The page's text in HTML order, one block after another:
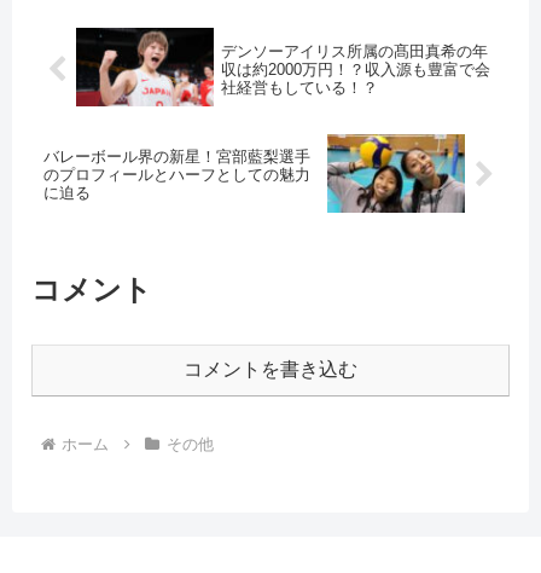
デンソーアイリス所属の髙田真希の年
収は約2000万円！？収入源も豊富で会
社経営もしている！？
バレーボール界の新星！宮部藍梨選手
のプロフィールとハーフとしての魅力
に迫る
コメント
コメントを書き込む
ホーム その他